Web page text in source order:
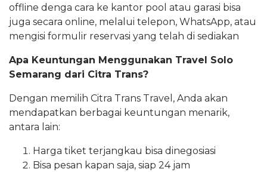
offline denga cara ke kantor pool atau garasi bisa
juga secara online, melalui telepon, WhatsApp, atau
mengisi formulir reservasi yang telah di sediakan
Apa Keuntungan Menggunakan Travel Solo
Semarang dari Citra Trans?
Dengan memilih Citra Trans Travel, Anda akan
mendapatkan berbagai keuntungan menarik,
antara lain:
Harga tiket terjangkau bisa dinegosiasi
Bisa pesan kapan saja, siap 24 jam